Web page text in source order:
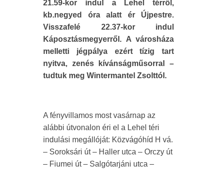
21.59-kor indul a Lehel térről,
kb.negyed óra alatt ér Újpestre.
Visszafelé 22.37-kor indul
Káposztásmegyerről. A városháza
melletti jégpálya ezért tízig tart
nyitva, zenés kívánságműsorral –
tudtuk meg Wintermantel Zsolttól.
A fényvillamos most vasárnap az
alábbi útvonalon éri el a Lehel téri
indulási megállóját: Közvágóhíd H vá.
– Soroksári út – Haller utca – Orczy út
– Fiumei út – Salgótarjáni utca –